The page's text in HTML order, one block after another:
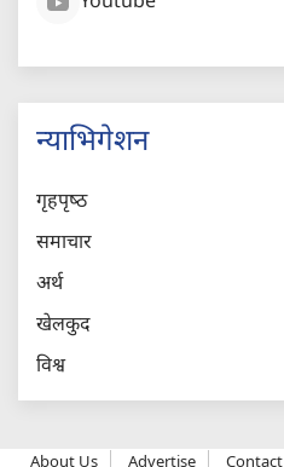
न्याभिगेशन
गृहपृष्‍ठ
समाचार
अर्थ
खेलकुद
विश्व
About Us Advertise Contact